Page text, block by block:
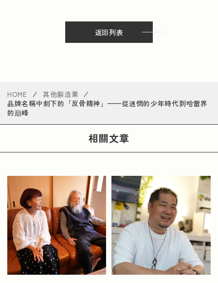
返回列表
HOME
其他製造業
品牌名稱中刻下的「反骨精神」——從迷惘的少年時代到哈雷界
的巔峰
相關文章